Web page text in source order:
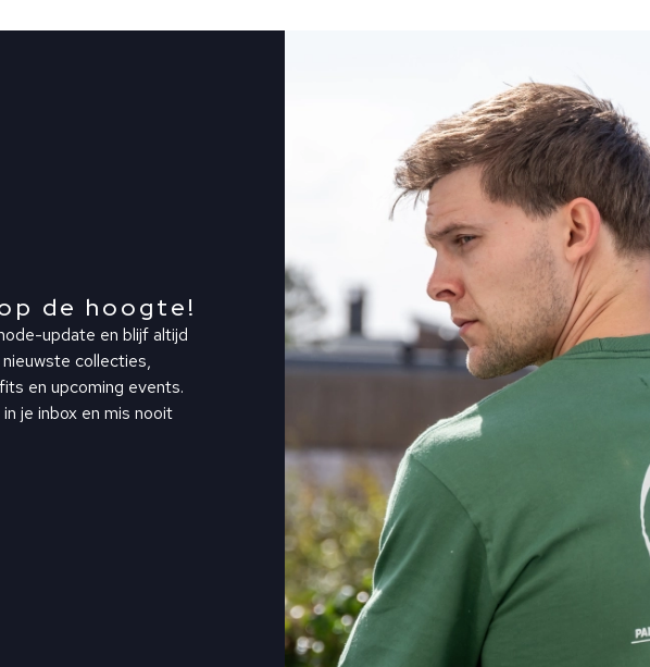
de hoogte!
update en blijf altijd
collecties,
en upcoming events.
je inbox en mis nooit